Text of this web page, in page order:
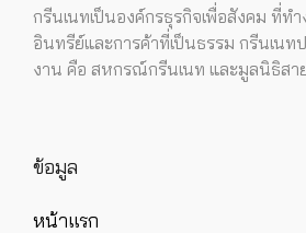
กรีนเนทเป็นองค์กรธุรกิจเพื่อสังคม ที่ทำ
อินทรีย์และการค้าที่เป็นธรรม กรีนเน
งาน คือ สหกรณ์กรีนเนท และมูลนิธิสา
ข้อมูล
หน้าแรก